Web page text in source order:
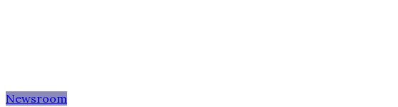
Newsroom